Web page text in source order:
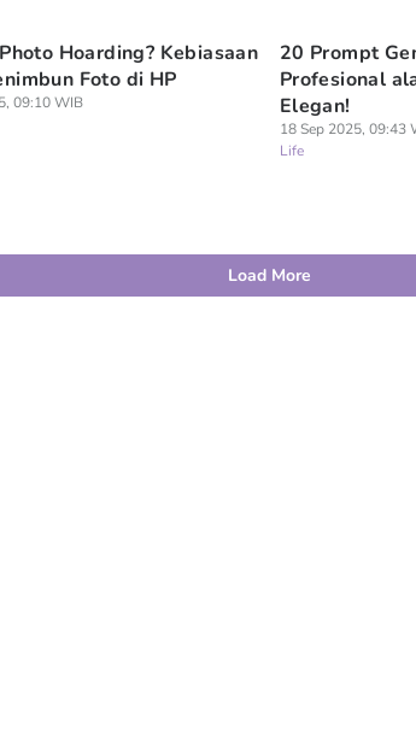
Hoarding? Kebiasaan
Foto di HP
09:10 WIB
20 Prompt
Profesional
Elegan!
18 Sep 2025, 09:43
Life
Load More